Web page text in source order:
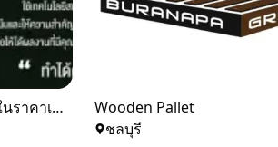
รับกำจัดปลวกและแมลง ในราคาเริ่มเพียง 3,500 บาท
Wooden Pallet
ชลบุรี